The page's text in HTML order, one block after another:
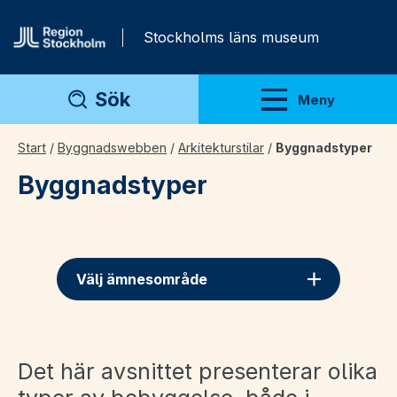
Stockholms läns museum
Sök Meny
Visa meny
Start / Byggnadswebben / Arkitekturstilar / Byggnadstyper
Byggnadstyper
Välj ämnesområde
Det här avsnittet presenterar olika